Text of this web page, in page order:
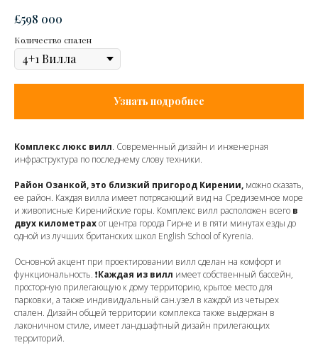
£598 000
Количество спален
Узнать подробнее
Комплекс люкс вилл. Современный дизайн и инженерная
инфраструктура по последнему слову техники.
Район Озанкой, это близкий пригород Кирении, можно сказать,
ее район. Каждая вилла имеет потрясающий вид на Средиземное море
и живописные Киренийские горы. Комплекс вилл расположен всего в
двух километрахот центра города Гирне и в пяти минутах езды до
одной из лучших британских школ English School of Kyrenia.
Основной акцент при проектировании вилл сделан на комфорт и
функциональность. ❗️Каждая из вилл имеет собственный бассейн,
просторную прилегающую к дому территорию, крытое место для
парковки, а также индивидуальный сан.узел в каждой из четырех
спален. Дизайн общей территории комплекса также выдержан в
лаконичном стиле, имеет ландшафтный дизайн прилегающих
территорий.